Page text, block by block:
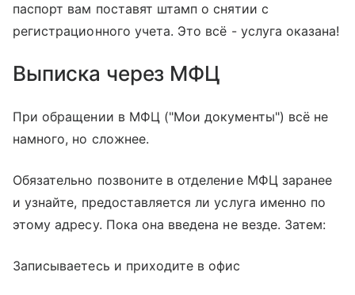
паспорт вам поставят штамп о снятии с
регистрационного учета. Это всё - услуга оказана!
Выписка через МФЦ
При обращении в МФЦ ("Мои документы") всё не
намного, но сложнее.
Обязательно позвоните в отделение МФЦ заранее
и узнайте, предоставляется ли услуга именно по
этому адресу. Пока она введена не везде. Затем:
Записываетесь и приходите в офис